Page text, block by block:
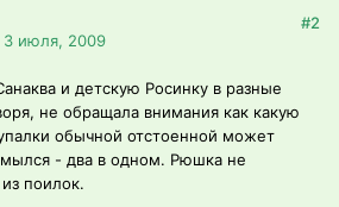
3 июля, 2009
#2
и детскую Росинку в разные
не обращала внимания как какую
обычной отстоенной может
- два в одном. Рюшка не
поилок.